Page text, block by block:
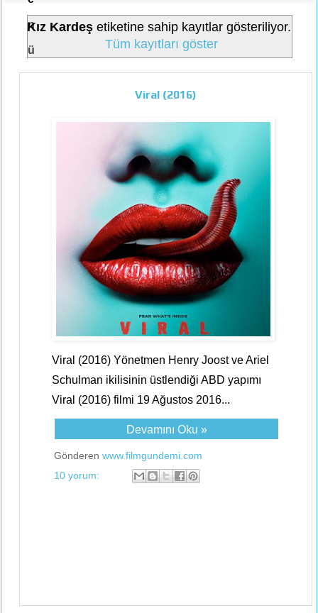
n
ü
Kız Kardeş etiketine sahip kayıtlar gösteriliyor.
Tüm kayıtları göster
Viral (2016)
Viral (2016) Yönetmen Henry Joost ve Ariel
Schulman ikilisinin üstlendiği ABD yapımı
Viral (2016) filmi 19 Ağustos 2016...
Devamını Oku »
Gönderen www.filmgundemi.com
10 yorum: